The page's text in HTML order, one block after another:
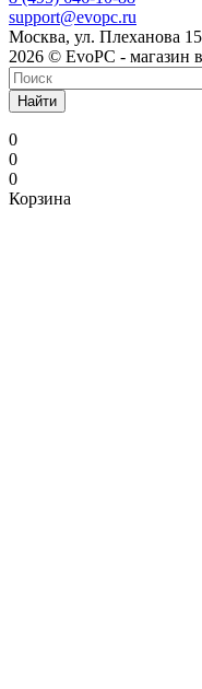
support@evopc.ru
Москва, ул. Плеханова
2026 © EvoPC - магазин
Найти
0
0
0
Корзина